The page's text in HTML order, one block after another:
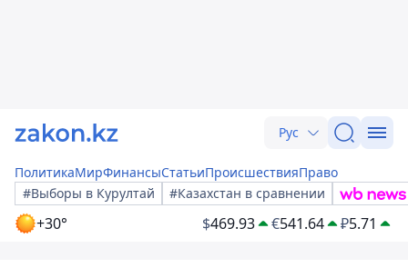
Рус
ПолитикаМирФинансыСтатьиПроисшествияПраво
#Выборы в Курултай
#Казахстан в сравнении
+30° $469.93 €541.64 ₽5.71